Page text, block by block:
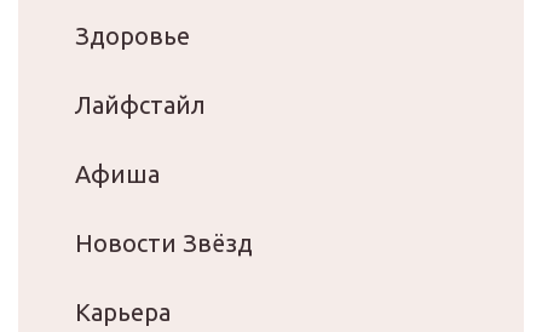
Здоровье
Лайфстайл
Афиша
Новости Звёзд
Карьера